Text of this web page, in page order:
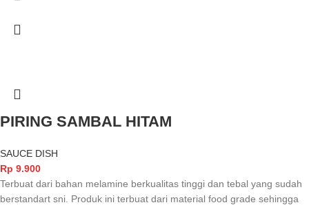
PIRING SAMBAL HITAM
SAUCE DISH
Rp 9.900
Terbuat dari bahan melamine berkualitas tinggi dan tebal yang sudah
berstandart sni. Produk ini terbuat dari material food grade sehingga